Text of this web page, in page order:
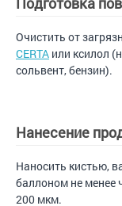
Очистить от
CERTA или ксилол
сольвент, бензин).
Нанесение
Наносить кистью,
баллоном не менее
200 мкм.